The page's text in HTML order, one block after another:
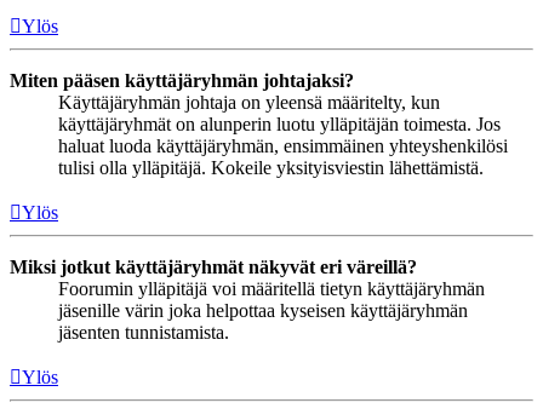
Ylös
Miten pääsen käyttäjäryhmän johtajaksi?
Käyttäjäryhmän johtaja on yleensä määritelty, kun
käyttäjäryhmät on alunperin luotu ylläpitäjän toimesta. Jos
haluat luoda käyttäjäryhmän, ensimmäinen yhteyshenkilösi
tulisi olla ylläpitäjä. Kokeile yksityisviestin lähettämistä.
Ylös
Miksi jotkut käyttäjäryhmät näkyvät eri väreillä?
Foorumin ylläpitäjä voi määritellä tietyn käyttäjäryhmän
jäsenille värin joka helpottaa kyseisen käyttäjäryhmän
jäsenten tunnistamista.
Ylös